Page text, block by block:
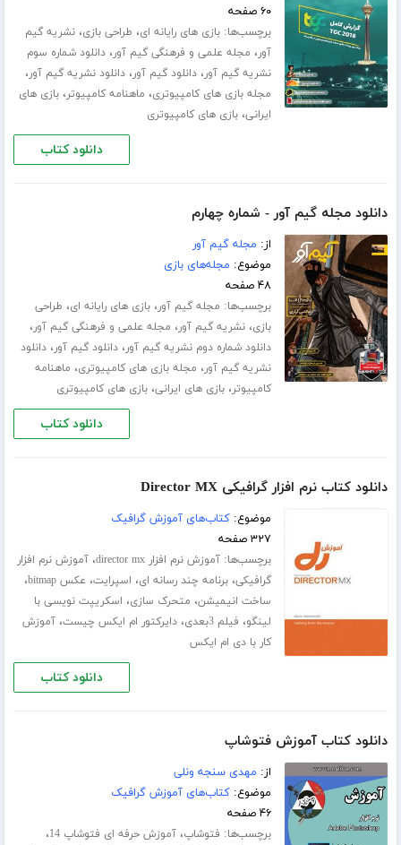
۶۰ صفحه
برچسب‌ها:بازی های رایانه ای، طراحی بازی،نشریه گیم
آور، مجله علمی و فرهنگی گیم آور،دانلود شماره سوم
نشریه گیم آور،دانلود گیم آور،دانلود نشریه گیم آور،
مجله بازی های کامپیوتری، ماهنامه کامپیوتر،بازی های
ایرانی،بازی های کامپیوتری
دانلود کتاب
دانلود مجله گیم آور - شماره چهارم
از: مجله گیم آور
موضوع: مجله‌های بازی
۴۸ صفحه
برچسب‌ها: مجله گیم آور،بازی های رایانه ای، طراحی
بازی،نشریه گیم آور، مجله علمی و فرهنگی گیم آور،
دانلود شماره دوم نشریه گیم آور،دانلود گیم آور،دانلود
نشریه گیم آور، مجله بازی های کامپیوتری، ماهنامه
کامپیوتر،بازی های ایرانی،بازی های کامپیوتری
دانلود کتاب
دانلود کتاب نرم افزار گرافیکی Director MX
موضوع:کتاب‌های آموزش گرافیک
۳۲۷ صفحه
برچسب‌ها:آموزش نرم افزار director mx ،آموزش نرم افزار
گرافیکی،برنامه چند رسانه ای، اسپرایت، عکس bitmap ،
ساخت انیمیشن، متحرک سازی، اسکریپت نویسی با
لینگو، فیلم 3بعدی ،دایرکتور ام ایکس چیست،آموزش
کار با دی ام ایکس
دانلود کتاب
دانلود کتاب آموزش فتوشاپ
از: مهدی سنجه ونلی
موضوع:کتاب‌های آموزش گرافیک
۴۶ صفحه
برچسب‌ها: فتوشاپ،آموزش حرفه ای فتوشاپ 14 ،